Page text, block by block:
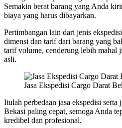
Semakin berat barang yang Anda
biaya yang harus dibayarkan.
Pertimbangan lain dari jenis
dimensi dan tarif dari barang yang
tarif volume, cenderung lebih mahal
asli.
Jasa Ekspedisi Cargo Darat
Itulah perbedaan jasa ekspedisi serta
Bekasi paling cepat, semoga Anda
kredibel dan profesional.